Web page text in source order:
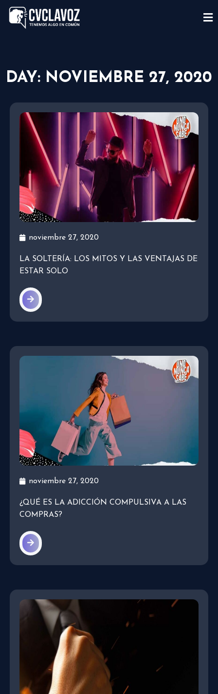
DAY: NOVIEMBRE 27, 2020
noviembre 27, 2020
LA SOLTERÍA: LOS MITOS Y LAS VENTAJAS DE
ESTAR SOLO
noviembre 27, 2020
¿QUÉ ES LA ADICCIÓN COMPULSIVA A LAS
COMPRAS?